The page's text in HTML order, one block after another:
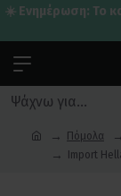
☀️ Ενημέρωση: Το
Πόμολα
Import